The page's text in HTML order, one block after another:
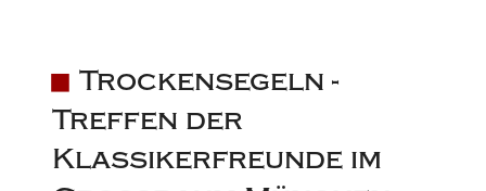
Trockensegeln -
Treffen der
Klassikerfreunde im